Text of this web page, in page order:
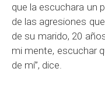
que la escuchara un
de las agresiones
de su marido, 20
mi mente, escuchar
de mí”, dice.